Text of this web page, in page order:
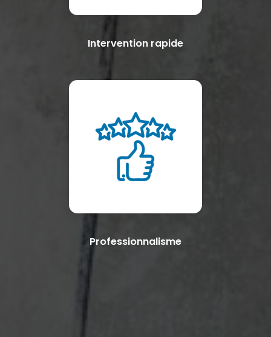
Intervention rapide
Professionnalisme